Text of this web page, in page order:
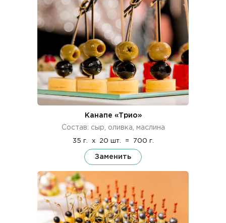
Канапе «Трио»
Состав: сыр, оливка, маслина
35 г. x 20 шт. = 700 г.
Заменить